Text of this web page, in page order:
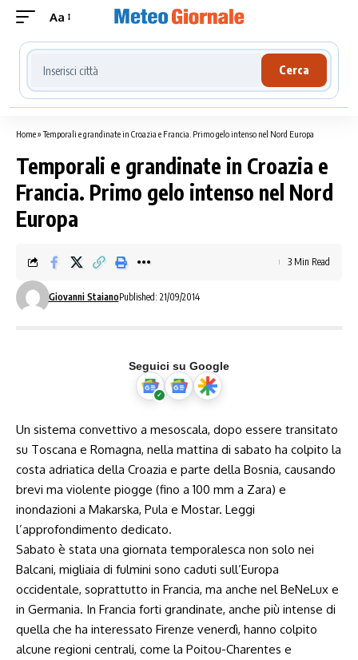
Aa
Cerca località meteo
Cerca
Home»Temporali e grandinate in Croazia e Francia. Primo gelo intenso nel Nord Europa
Temporali e grandinate in Croazia e
Francia. Primo gelo intenso nel Nord
Europa
Giovanni StaianoPublished: 21/09/2014
3 Min Read
Seguici su Google
Un sistema convettivo a mesoscala, dopo essere transitato
su Toscana e Romagna, nella mattina di sabato ha colpito la
costa adriatica della Croazia e parte della Bosnia, causando
brevi ma violente piogge (fino a 100 mm a Zara) e
inondazioni a Makarska, Pula e Mostar. Leggi
l’approfondimento dedicato.
Sabato è stata una giornata temporalesca non solo nei
Balcani, migliaia di fulmini sono caduti sull’Europa
occidentale, soprattutto in Francia, ma anche nel BeNeLux e
in Germania. In Francia forti grandinate, anche più intense di
quella che ha interessato Firenze venerdì, hanno colpito
alcune regioni centrali, come la Poitou-Charentes e